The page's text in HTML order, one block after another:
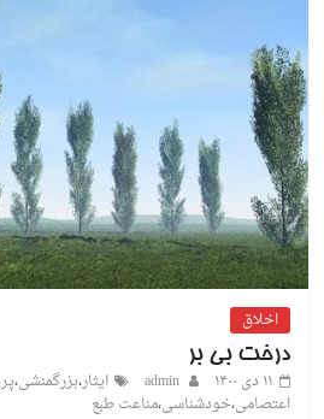
اخلاق
درخت بی بر
۱۱ دی ۱۴۰۰
admin ایثار،بزرگمنشی،
اعتصامی،خودشناسی،مناعت طبع